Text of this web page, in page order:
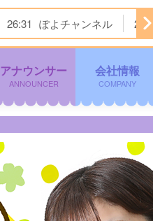
26:31 ぽよチャンネル 26:34
アナウンサー
ANNOUNCER
会社情報
COMPANY